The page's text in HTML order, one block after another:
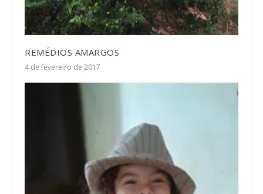
REMÉDIOS AMARGOS
4 de fevereiro de 2017